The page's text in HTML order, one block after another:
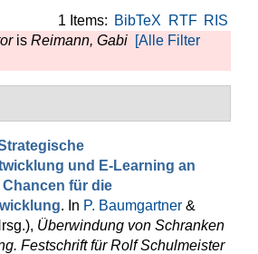
1 Items: BibTeX RTF RIS
is Reimann, Gabi [Alle Filter
und E-Learning an
für die
. In P. Baumgartner &
, Überwindung von Schranken
Festschrift für Rolf Schulmeister